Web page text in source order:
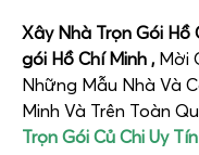
Xây Nhà Trọn Gói Hồ
gói Hồ Chí Minh , Mời
Những Mẫu Nhà Và
Minh Và Trên Toàn
Trọn Gói Củ Chi Uy